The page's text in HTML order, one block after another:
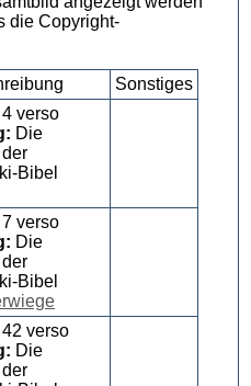
die Copyright-
Sonstiges
verso
Die
Bibel
verso
Die
Bibel
verso
Die